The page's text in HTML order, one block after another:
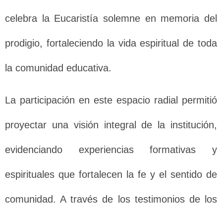
celebra la Eucaristía solemne en memoria del
prodigio, fortaleciendo la vida espiritual de toda
la comunidad educativa.
La participación en este espacio radial permitió
proyectar una visión integral de la institución,
evidenciando experiencias formativas y
espirituales que fortalecen la fe y el sentido de
comunidad. A través de los testimonios de los